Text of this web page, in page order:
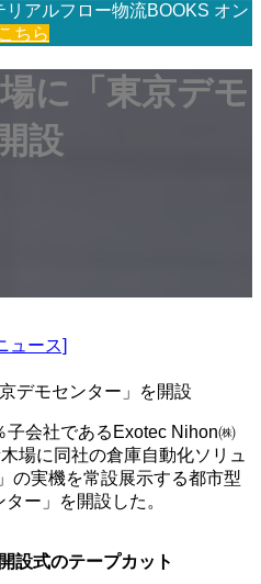
アルフロー物流BOOKS オン
ちら
に「東京デモ
設
ュース]
デモセンター」を開設
会社であるExotec Nihon㈱
場に同社の倉庫自動化ソリュ
の実機を常設展示する都市型
ー」を開設した。
設式のテープカット